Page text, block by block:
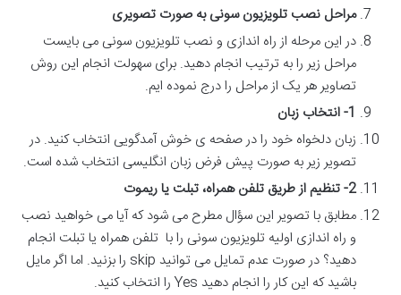
مراحل نصب تلویزیون سونی به صورت تصویری
در این مرحله از راه اندازی و نصب تلویزیون سونی می بایست
مراحل زیر را به ترتیب انجام دهید. برای سهولت انجام این روش
تصاویر هر یک از مراحل را درج نموده ایم.
1- انتخاب زبان
زبان دلخواه خود را در صفحه ی خوش آمدگویی انتخاب کنید. در
تصویر زیر به صورت پیش فرض زبان انگلیسی انتخاب شده است.
2- تنظیم از طریق تلفن همراه، تبلت یا ریموت
مطابق با تصویر این سؤال مطرح می شود که آیا می خواهید نصب
و راه اندازی اولیه تلویزیون سونی را با تلفن همراه یا تبلت انجام
دهید؟ در صورت عدم تمایل می توانید skip را بزنید. اما اگر مایل
باشید که این کار را انجام دهید Yes را انتخاب کنید.